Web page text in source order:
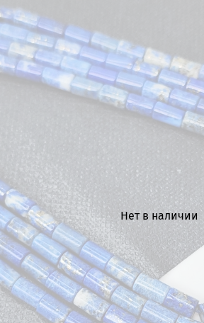
Нет в наличии